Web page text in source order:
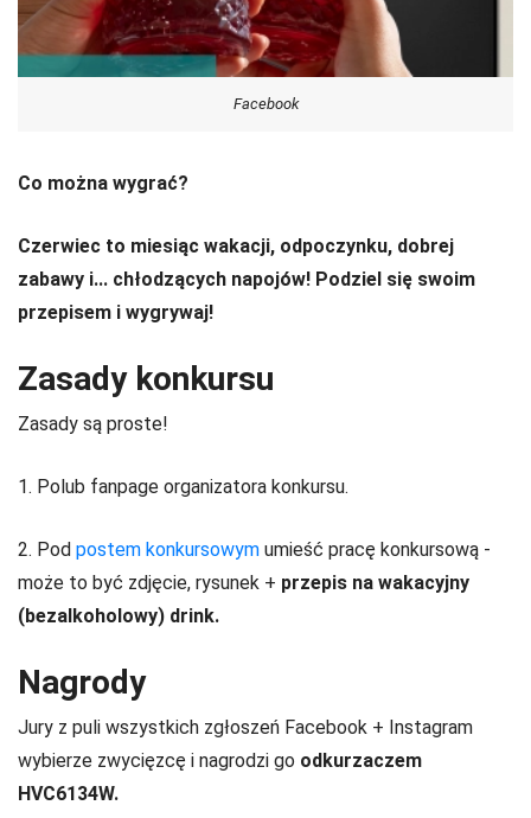
Facebook
Co można wygrać?
Czerwiec to miesiąc wakacji, odpoczynku, dobrej
zabawy i... chłodzących napojów! Podziel się swoim
przepisem i wygrywaj!
Zasady konkursu
Zasady są proste!
1. Polub fanpage organizatora konkursu.
2. Pod postem konkursowym umieść pracę konkursową -
może to być zdjęcie, rysunek + przepis na wakacyjny
(bezalkoholowy) drink.
Nagrody
Jury z puli wszystkich zgłoszeń Facebook + Instagram
wybierze zwycięzcę i nagrodzi go odkurzaczem
HVC6134W.